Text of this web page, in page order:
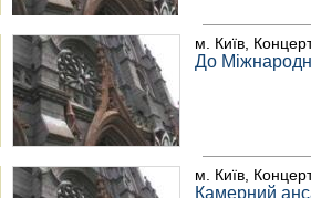
м. Київ,
До
м. Київ,
Камерний